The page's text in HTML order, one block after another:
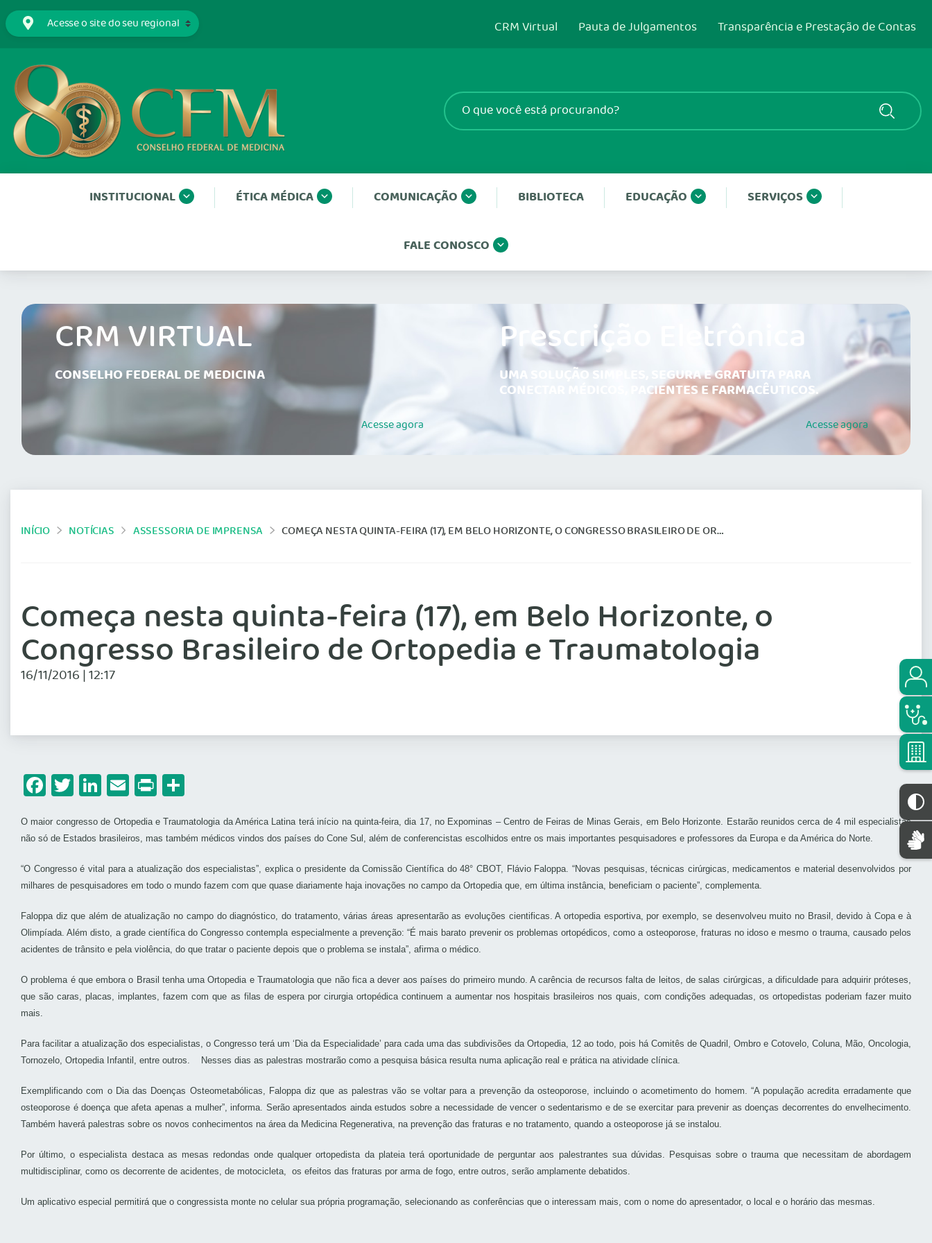
CRM Virtual Pauta de Julgamentos Transparência e Prestação de Contas
INSTITUCIONAL ÉTICA MÉDICA COMUNICAÇÃO BIBLIOTECA EDUCAÇÃO SERVIÇOS
FALE CONOSCO
CRM VIRTUAL
CONSELHO FEDERAL DE MEDICINA
Acesseagora
Prescrição Eletrônica
UMA SOLUÇÃO SIMPLES, SEGURA E GRATUITA PARA
CONECTAR MÉDICOS, PACIENTES E FARMACÊUTICOS.
Acesseagora
INÍCIO NOTÍCIAS ASSESSORIA DE IMPRENSA COMEÇA NESTA QUINTA-FEIRA (17), EM BELO HORIZONTE, O CONGRESSO BRASILEIRO DE ORTOPEDIA E TRAUMATOLOGIA
Começa nesta quinta-feira (17), em Belo Horizonte, o
Congresso Brasileiro de Ortopedia e Traumatologia
16/11/2016 | 12:17
Facebook
Twitter
LinkedIn
Email
Print
O maior congresso de Ortopedia e Traumatologia da América Latina terá início na quinta-feira, dia 17, no Expominas – Centro de Feiras de Minas Gerais, em Belo Horizonte. Estarão reunidos cerca de 4 mil especialistas
não só de Estados brasileiros, mas também médicos vindos dos países do Cone Sul, além de conferencistas escolhidos entre os mais importantes pesquisadores e professores da Europa e da América do Norte.
“O Congresso é vital para a atualização dos especialistas”, explica o presidente da Comissão Científica do 48° CBOT, Flávio Faloppa. “Novas pesquisas, técnicas cirúrgicas, medicamentos e material desenvolvidos por
milhares de pesquisadores em todo o mundo fazem com que quase diariamente haja inovações no campo da Ortopedia que, em última instância, beneficiam o paciente”, complementa.
Faloppa diz que além de atualização no campo do diagnóstico, do tratamento, várias áreas apresentarão as evoluções cientificas. A ortopedia esportiva, por exemplo, se desenvolveu muito no Brasil, devido à Copa e à
Olimpíada. Além disto, a grade científica do Congresso contempla especialmente a prevenção: “É mais barato prevenir os problemas ortopédicos, como a osteoporose, fraturas no idoso e mesmo o trauma, causado pelos
acidentes de trânsito e pela violência, do que tratar o paciente depois que o problema se instala”, afirma o médico.
O problema é que embora o Brasil tenha uma Ortopedia e Traumatologia que não fica a dever aos países do primeiro mundo. A carência de recursos falta de leitos, de salas cirúrgicas, a dificuldade para adquirir próteses,
que são caras, placas, implantes, fazem com que as filas de espera por cirurgia ortopédica continuem a aumentar nos hospitais brasileiros nos quais, com condições adequadas, os ortopedistas poderiam fazer muito
mais.
Para facilitar a atualização dos especialistas, o Congresso terá um ‘Dia da Especialidade’ para cada uma das subdivisões da Ortopedia, 12 ao todo, pois há Comitês de Quadril, Ombro e Cotovelo, Coluna, Mão, Oncologia,
Tornozelo, Ortopedia Infantil, entre outros. Nesses dias as palestras mostrarão como a pesquisa básica resulta numa aplicação real e prática na atividade clínica.
Exemplificando com o Dia das Doenças Osteometabólicas, Faloppa diz que as palestras vão se voltar para a prevenção da osteoporose, incluindo o acometimento do homem. “A população acredita erradamente que
osteoporose é doença que afeta apenas a mulher”, informa. Serão apresentados ainda estudos sobre a necessidade de vencer o sedentarismo e de se exercitar para prevenir as doenças decorrentes do envelhecimento.
Também haverá palestras sobre os novos conhecimentos na área da Medicina Regenerativa, na prevenção das fraturas e no tratamento, quando a osteoporose já se instalou.
Por último, o especialista destaca as mesas redondas onde qualquer ortopedista da plateia terá oportunidade de perguntar aos palestrantes sua dúvidas. Pesquisas sobre o trauma que necessitam de abordagem
multidisciplinar, como os decorrente de acidentes, de motocicleta, os efeitos das fraturas por arma de fogo, entre outros, serão amplamente debatidos.
Um aplicativo especial permitirá que o congressista monte no celular sua própria programação, selecionando as conferências que o interessam mais, com o nome do apresentador, o local e o horário das mesmas.